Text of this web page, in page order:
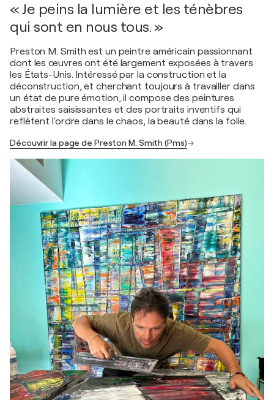
« Je peins la lumière et les ténèbres
qui sont en nous tous. »
Preston M. Smith est un peintre américain passionnant
dont les œuvres ont été largement exposées à travers
les États-Unis. Intéressé par la construction et la
déconstruction, et cherchant toujours à travailler dans
un état de pure émotion, il compose des peintures
abstraites saisissantes et des portraits inventifs qui
reflètent l'ordre dans le chaos, la beauté dans la folie.
Découvrir la page de Preston M. Smith (Pms)